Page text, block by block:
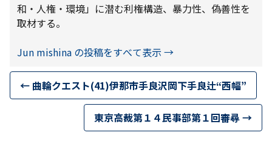
和・人権・環境」に潜む利権構造、暴力性、偽善性を
取材する。
Jun mishina の投稿をすべて表示 →
← 曲輪クエスト(41)伊那市手良沢岡下手良辻“西幅”
東京高裁第１４民事部第１回審尋→